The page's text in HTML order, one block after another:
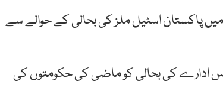
میں پاکستان اسٹیل ملز کی بحالی کے حوالے سے
اس ادارے کی بحالی کو ماضی کی حکومتوں کی